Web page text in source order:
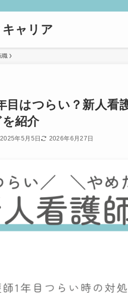
ャリア
職
目はつらい？新人看
紹介
2025年5月5日 2026年6月27日